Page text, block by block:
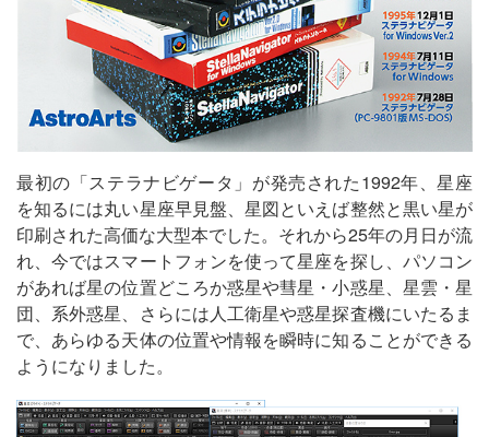
最初の「ステラナビゲータ」が発売された1992年、星座
を知るには丸い星座早見盤、星図といえば整然と黒い星が
印刷された高価な大型本でした。それから25年の月日が流
れ、今ではスマートフォンを使って星座を探し、パソコン
があれば星の位置どころか惑星や彗星・小惑星、星雲・星
団、系外惑星、さらには人工衛星や惑星探査機にいたるま
で、あらゆる天体の位置や情報を瞬時に知ることができる
ようになりました。